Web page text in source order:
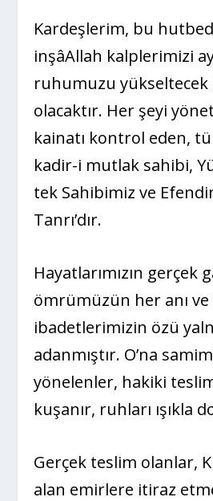
Kardeşlerim, bu
inşâAllah kalplerimizi
ruhumuzu
olacaktır. Her şeyi
kainatı kontrol eden,
kadir-i mutlak sahibi,
tek Sahibimiz ve
Tanrı’dır.
Hayatlarımızın gerçek
ömrümüzün her anı
ibadetlerimizin özü
adanmıştır. O’na
yönelenler, hakiki
kuşanır, ruhları ışıkla
Gerçek teslim olanlar,
alan emirlere itiraz